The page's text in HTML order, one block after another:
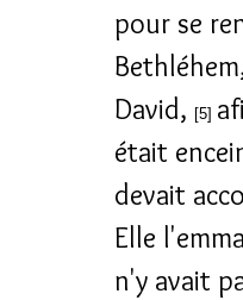
pour se
David, [5]
était
devait
Elle
n'y avait